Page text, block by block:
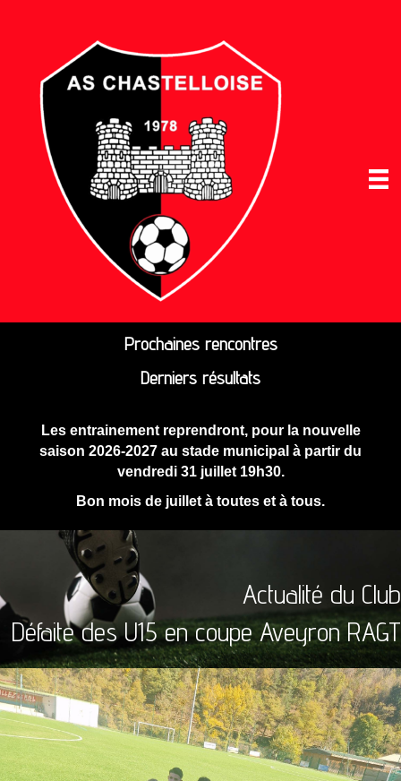
Prochaines rencontres
Derniers résultats
Les entrainement reprendront, pour la nouvelle
saison 2026-2027 au stade municipal à partir du
vendredi 31 juillet 19h30.
Bon mois de juillet à toutes et à tous.
Actualité du Club
Défaite des U15 en coupe Aveyron RAGT